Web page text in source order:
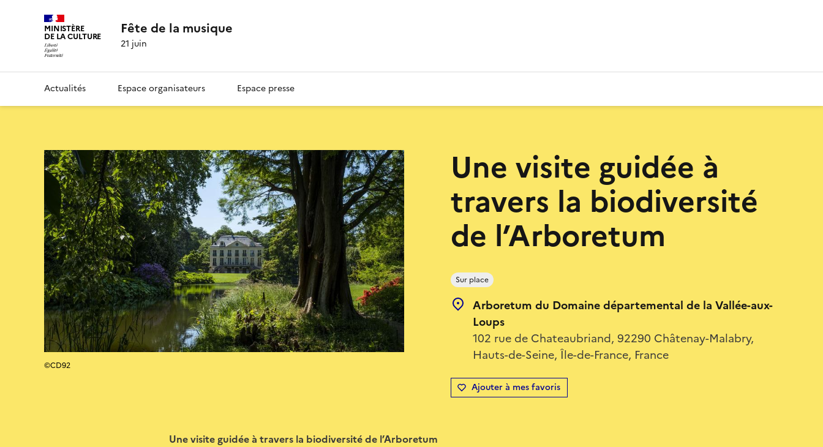
MINISTÈRE
DE LA CULTURE Fête de la musique
21 juin
Actualités Espace organisateurs Espace presse
Une visite guidée à
travers la biodiversité
de l’Arboretum
Sur place
Arboretum du Domaine départemental de la Vallée-aux-
Loups
102 rue de Chateaubriand, 92290 Châtenay-Malabry,
Hauts-de-Seine, Île-de-France, France
Ajouter à mes favoris
©CD92
Une visite guidée à travers la biodiversité de l’Arboretum